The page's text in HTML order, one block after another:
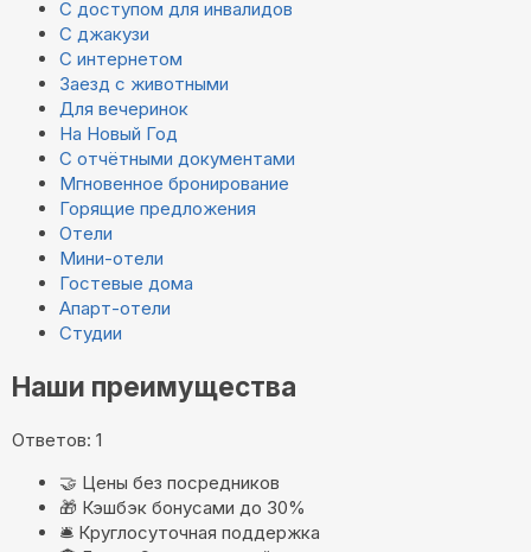
С доступом для инвалидов
С джакузи
С интернетом
Заезд с животными
Для вечеринок
На Новый Год
С отчётными документами
Мгновенное бронирование
Горящие предложения
Отели
Мини-отели
Гостевые дома
Апарт-отели
Студии
Наши преимущества
Ответов: 1
🤝 Цены без посредников
🎁 Кэшбэк бонусами до 30%
🛎️ Круглосуточная поддержка